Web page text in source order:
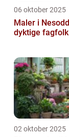
06 oktober 2025
Maler i
dyktige fagfolk
02 oktober 2025